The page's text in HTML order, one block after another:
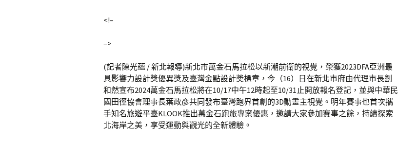
<!–
–>
(記者陳光蘊 / 新北報導)新北市萬金石馬拉松以新潮前衛的視覺，榮獲2023DFA亞洲最
具影響力設計獎優異獎及臺灣金點設計奬標章，今（16）日在新北市府由代理市長劉
和然宣布2024萬金石馬拉松將在10/17中午12時起至10/31止開放報名登記，並與中華民
國田徑協會理事長葉政彥共同發布臺灣跑界首創的3D動畫主視覺。明年賽事也首次攜
手知名旅遊平臺KLOOK推出萬金石跑旅專案優惠，邀請大家參加賽事之餘，持續探索
北海岸之美，享受運動與觀光的全新體驗。